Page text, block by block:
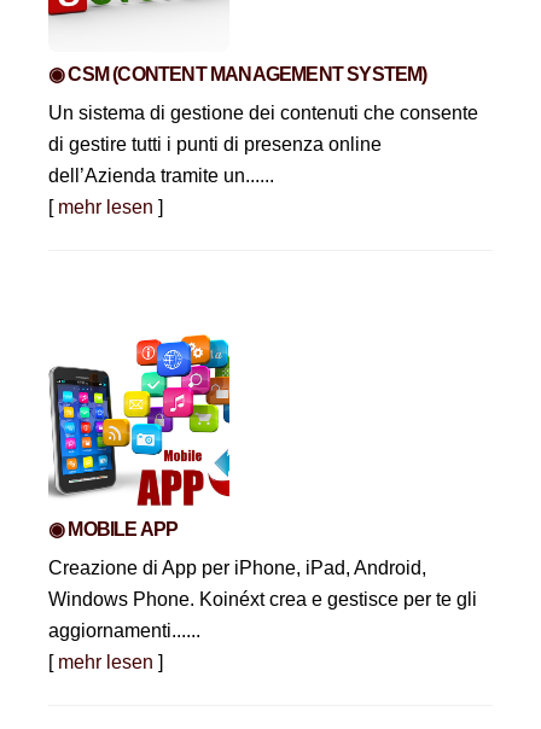
◉ CSM (CONTENT MANAGEMENT SYSTEM)
Un sistema di gestione dei contenuti che consente
di gestire tutti i punti di presenza online
dell’Azienda tramite un......
[ mehr lesen ]
◉ MOBILE APP
Creazione di App per iPhone, iPad, Android,
Windows Phone. Koinéxt crea e gestisce per te gli
aggiornamenti......
[ mehr lesen ]